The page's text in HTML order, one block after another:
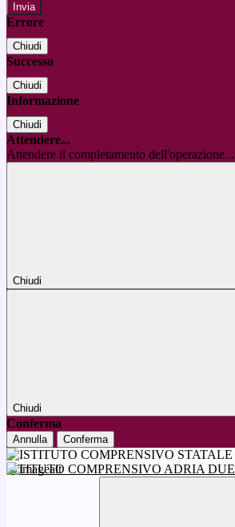
Errore
Chiudi
Successo
Chiudi
Informazione
Chiudi
Attendere...
Attendere il completamento dell'operazione...
Chiudi
Chiudi
Conferma
Annulla Conferma
ISTITUTO COMPRENSIVO ADRIA DUE